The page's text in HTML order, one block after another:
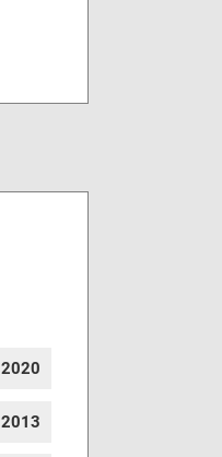
2020
2013